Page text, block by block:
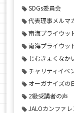
SDGs委員会
代表理事メルマ
南海プライウッ
南海プライウッ
じむきょくなか
チャリティイベ
オーガナイズの
2級受講者の声
JALOカンファレ